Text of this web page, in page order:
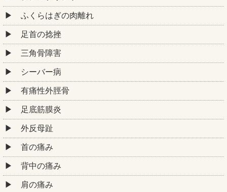
ふくらはぎの肉離れ
足首の捻挫
三角骨障害
シーバー病
有痛性外脛骨
足底筋膜炎
外反母趾
首の痛み
背中の痛み
肩の痛み